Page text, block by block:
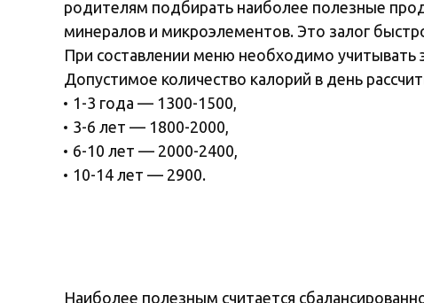
родителям подбирать наиболее полезные
минералов и микроэлементов. Это залог
При составлении меню необходимо учитывать
Допустимое количество калорий в день
1-3 года — 1300-1500,
3-6 лет — 1800-2000,
6-10 лет — 2000-2400,
10-14 лет — 2900.
Наиболее полезным считается